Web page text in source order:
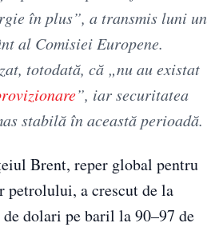
în plus”, a transmis luni un
al Comisiei Europene.
totodată, că „nu au existat
”, iar securitatea
stabilă în această perioadă.
Brent, reper global pentru
a crescut de la
dolari pe baril la 90–97 de